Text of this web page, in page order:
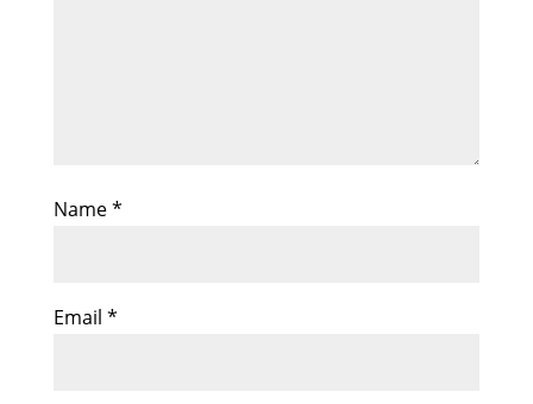
Name*
Email *